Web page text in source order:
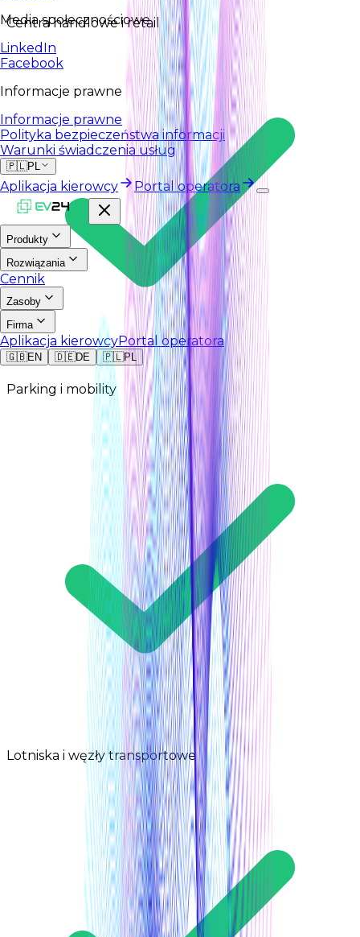
Media społecznościowe
LinkedIn
Facebook
Informacje prawne
Informacje prawne
Polityka bezpieczeństwa informacji
Warunki świadczenia usług
🇵🇱PL
Aplikacja kierowcy Portal operatora
Produkty
Rozwiązania
Cennik
Zasoby
Firma
Aplikacja kierowcyPortal operatora
🇬🇧EN 🇩🇪DE 🇵🇱PL
Centra handlowe i retail
Parking i mobility
Lotniska i węzły transportowe